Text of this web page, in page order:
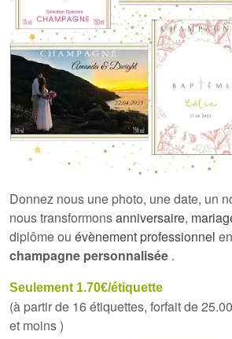
Donnez nous une photo, une date, un
nous transformonsanniversaire,
diplôme ou évènement professionnel en
champagne personnalisée .
Seulement 1.70€/étiquette
(à partir de 16 étiquettes, forfait de
et moins )